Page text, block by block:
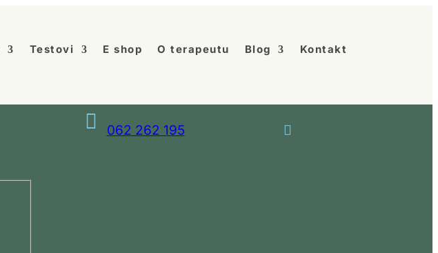
Testovi E shop O terapeutu Blog Kontakt
 062 262 195